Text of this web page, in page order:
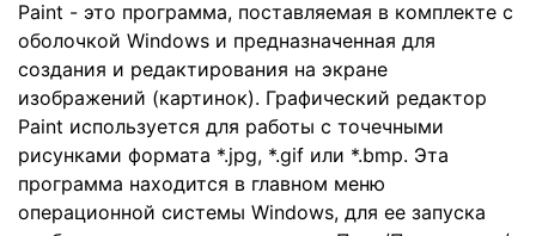
Paint - это программа, поставляемая в комплекте с
оболочкой Windows и предназначенная для
создания и редактирования на экране
изображений (картинок). Графический редактор
Paint используется для работы с точечными
рисунками формата *.jpg, *.gif или *.bmp. Эта
программа находится в главном меню
операционной системы Windows, для ее запуска